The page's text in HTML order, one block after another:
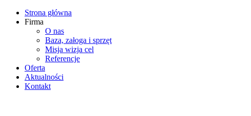
Strona główna
Firma
O nas
Baza, załoga i sprzęt
Misja wizja cel
Referencje
Oferta
Aktualności
Kontakt